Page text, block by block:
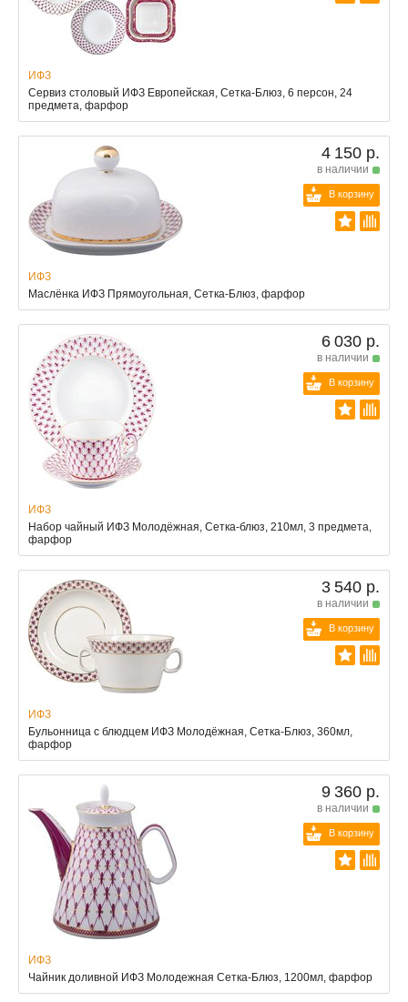
ИФЗ
Сервиз столовый ИФЗ Европейская, Сетка-Блюз, 6 персон, 24
предмета, фарфор
4 150 р.
в наличии
В корзину
ИФЗ
Маслёнка ИФЗ Прямоугольная, Сетка-Блюз, фарфор
6 030 р.
в наличии
В корзину
ИФЗ
Набор чайный ИФЗ Молодёжная, Сетка-блюз, 210мл, 3 предмета,
фарфор
3 540 р.
в наличии
В корзину
ИФЗ
Бульонница с блюдцем ИФЗ Молодёжная, Сетка-Блюз, 360мл,
фарфор
9 360 р.
в наличии
В корзину
ИФЗ
Чайник доливной ИФЗ Молодежная Сетка-Блюз, 1200мл, фарфор